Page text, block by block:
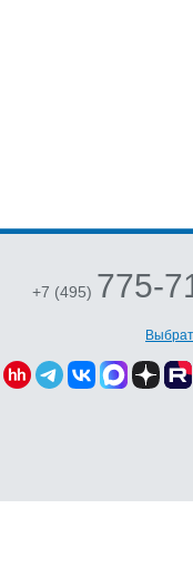
+7 (495) 775-